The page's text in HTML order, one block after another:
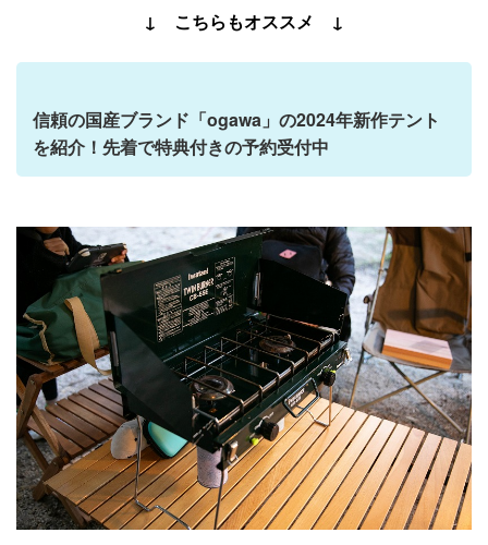
↓ こちらもオススメ ↓
信頼の国産ブランド「ogawa」の2024年新作テント
を紹介！先着で特典付きの予約受付中